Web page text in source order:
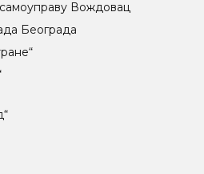
Вождовац
Београда